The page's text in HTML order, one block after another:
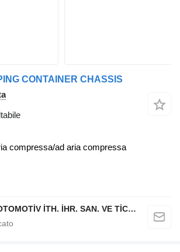
CONTAINER CHASSIS
compressa/ad aria compressa
DURMUŞ ÖZGÜL OTOMOTİV İTH. İHR. SAN. VE TİC. A.Ş